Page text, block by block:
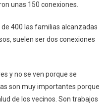
unas 150 conexiones.
400 las familias alcanzadas
suelen ser dos conexiones
y no se ven porque se
son muy importantes porque
de los vecinos. Son trabajos